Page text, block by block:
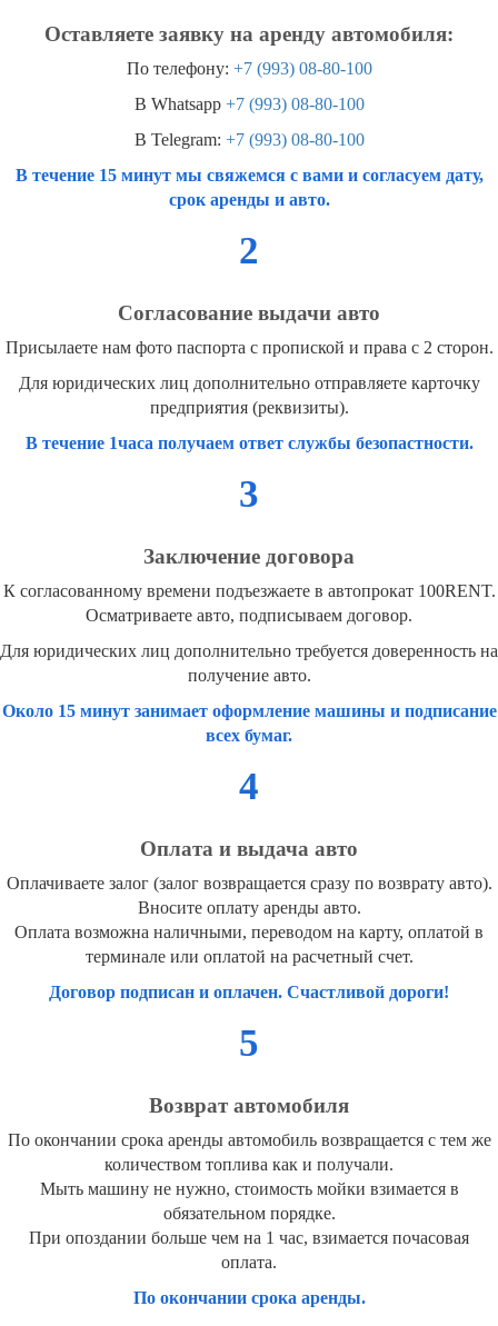
Оставляете заявку на аренду автомобиля:
По телефону: +7 (993) 08-80-100
В Whatsapp +7 (993) 08-80-100
В Telegram: +7 (993) 08-80-100
В течение 15 минут мы свяжемся с вами и согласуем дату,
срок аренды и авто.
2
Согласование выдачи авто
Присылаете нам фото паспорта с пропиской и права с 2 сторон.
Для юридических лиц дополнительно отправляете карточку
предприятия (реквизиты).
В течение 1часа получаем ответ службы безопастности.
3
Заключение договора
К согласованному времени подъезжаете в автопрокат 100RENT.
Осматриваете авто, подписываем договор.
Для юридических лиц дополнительно требуется доверенность на
получение авто.
Около 15 минут занимает оформление машины и подписание
всех бумаг.
4
Оплата и выдача авто
Оплачиваете залог (залог возвращается сразу по возврату авто).
Вносите оплату аренды авто.
Оплата возможна наличными, переводом на карту, оплатой в
терминале или оплатой на расчетный счет.
Договор подписан и оплачен. Счастливой дороги!
5
Возврат автомобиля
По окончании срока аренды автомобиль возвращается с тем же
количеством топлива как и получали.
Мыть машину не нужно, стоимость мойки взимается в
обязательном порядке.
При опоздании больше чем на 1 час, взимается почасовая
оплата.
По окончании срока аренды.